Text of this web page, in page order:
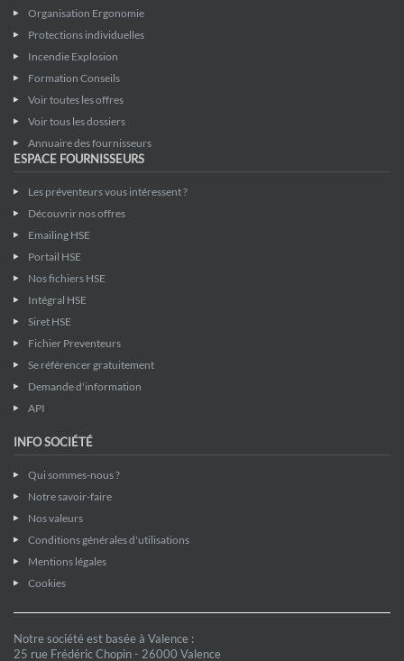
Organisation Ergonomie
Protections individuelles
Incendie Explosion
Formation Conseils
Voir toutes les offres
Voir tous les dossiers
Annuaire des fournisseurs
ESPACE FOURNISSEURS
Les préventeurs vous intéressent ?
Découvrir nos offres
Emailing HSE
Portail HSE
Nos fichiers HSE
Intégral HSE
Siret HSE
Fichier Preventeurs
Se référencer gratuitement
Demande d'information
API
INFO SOCIÉTÉ
Qui sommes-nous ?
Notre savoir-faire
Nos valeurs
Conditions générales d'utilisations
Mentions légales
Cookies
Notre société est basée à Valence :
25 rue Frédéric Chopin - 26000 Valence